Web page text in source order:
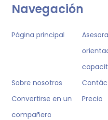
Navegación
Página principal
Sobre nosotros
Convertirse en un
compañero
Precio